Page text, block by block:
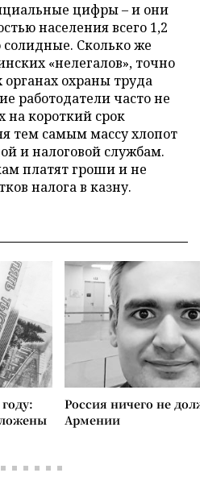
цифры – и они
населения всего 1,2
Сколько же
«нелегалов», точно
охраны труда
работодатели часто не
на короткий срок
тем самым массу хлопот
и налоговой службам.
платят гроши и не
налога в казну.
Россия ничего не
Армении